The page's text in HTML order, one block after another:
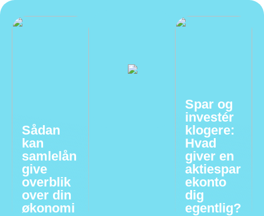
Sådan
kan
samlelån
give
overblik
over din
økonomi
Spar og
investér
klogere:
Hvad
giver en
aktiespar
ekonto
dig
egentlig?